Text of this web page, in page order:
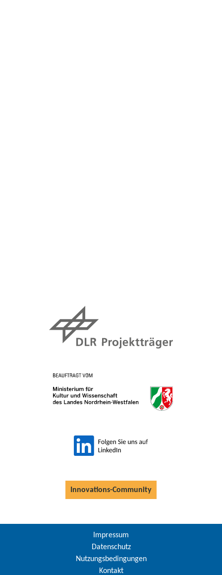
Innovations-Community
Impressum
Datenschutz
Nutzungsbedingungen
Kontakt